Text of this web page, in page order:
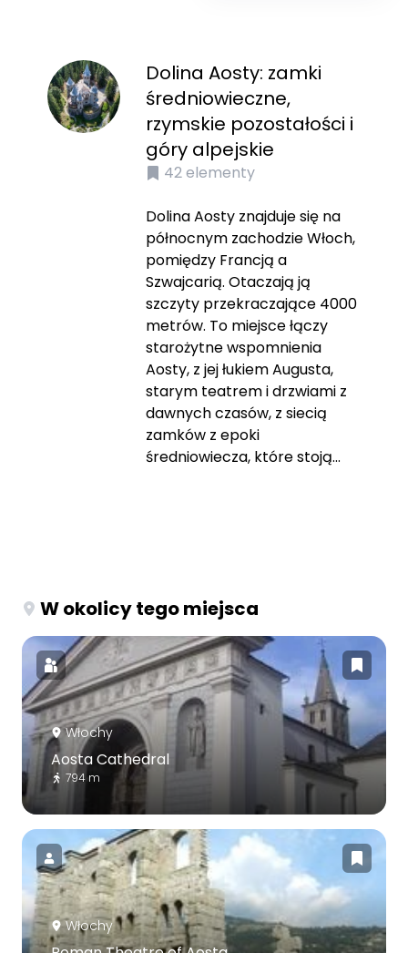
Dolina Aosty: zamki
średniowieczne,
rzymskie pozostałości i
góry alpejskie
42elementy
Dolina Aosty znajduje się na
północnym zachodzie Włoch,
pomiędzy Francją a
Szwajcarią. Otaczają ją
szczyty przekraczające 4000
metrów. To miejsce łączy
starożytne wspomnienia
Aosty, z jej łukiem Augusta,
starym teatrem i drzwiami z
dawnych czasów, z siecią
zamków z epoki
średniowiecza, które stoją...
W okolicy tego miejsca
Włochy
Aosta Cathedral
794 m
Włochy